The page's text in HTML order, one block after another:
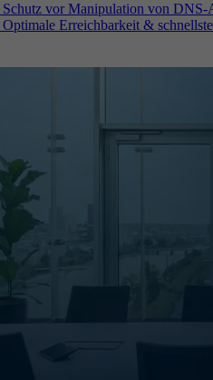
Schutz vor Manipulation von DNS-
Optimale Erreichbarkeit &